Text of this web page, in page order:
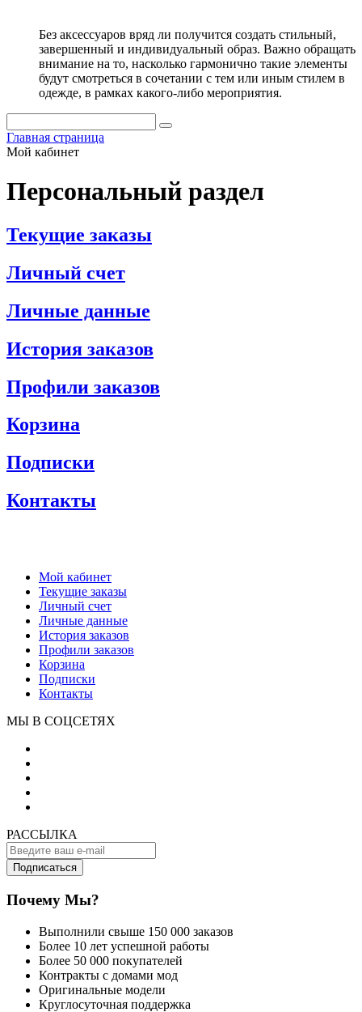
Без аксессуаров вряд ли получится создать стильный,
завершенный и индивидуальный образ. Важно обращать
внимание на то, насколько гармонично такие элементы
будут смотреться в сочетании с тем или иным стилем в
одежде, в рамках какого-либо мероприятия.
Главная страница
Мой кабинет
Персональный раздел
Текущие заказы
Личный счет
Личные данные
История заказов
Профили заказов
Корзина
Подписки
Контакты
Мой кабинет
Текущие заказы
Личный счет
Личные данные
История заказов
Профили заказов
Корзина
Подписки
Контакты
МЫ В СОЦСЕТЯХ
РАССЫЛКА
Подписаться
Почему Мы?
Выполнили свыше 150 000 заказов
Более 10 лет успешной работы
Более 50 000 покупателей
Контракты с домами мод
Оригинальные модели
Круглосуточная поддержка